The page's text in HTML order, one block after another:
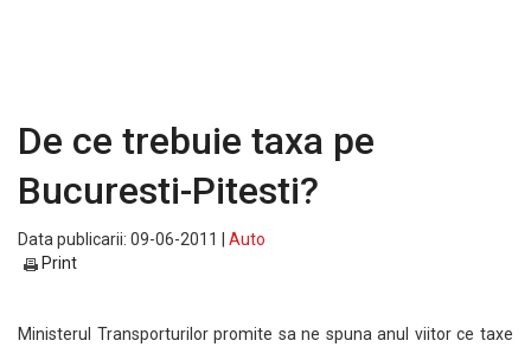
De ce trebuie taxa pe
Bucuresti-Pitesti?
Data publicarii: 09-06-2011 | Auto
Print
Ministerul Transporturilor promite sa ne spuna anul viitor ce taxe